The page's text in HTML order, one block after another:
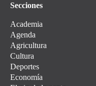
Secciones
Academia
Agenda
Agricultura
Cultura
Deportes
Economía